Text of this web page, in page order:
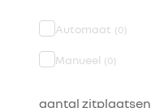
Automaat (0)
Manueel (0)
aantal zitplaatsen